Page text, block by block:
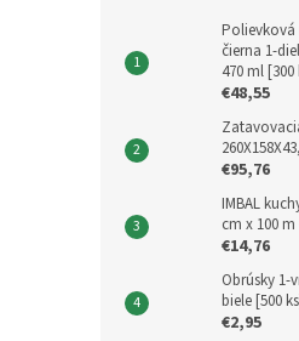
Polievková
čierna 1-
470 ml [300
€48,55
€95,76
IMBAL
cm x 100
€14,76
Obrúsky 1-
biele [500
€2,95